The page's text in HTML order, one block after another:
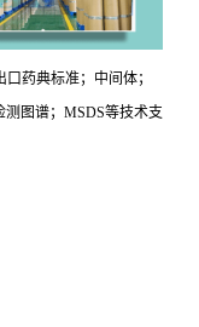
口药典标准；中间体；
测图谱；MSDS等技术支